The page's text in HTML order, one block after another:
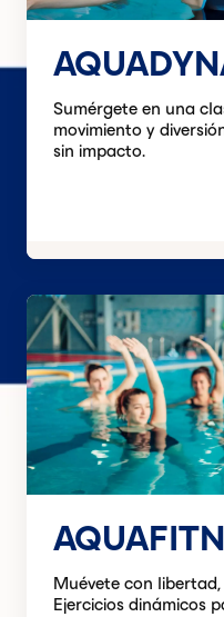
Sumérgete en una
movimiento y
sin impacto.
Muévete con
Ejercicios dinámicos